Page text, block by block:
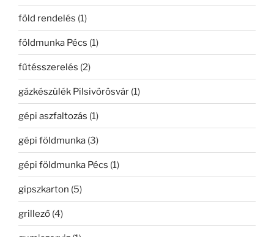
föld rendelés (1)
földmunka Pécs (1)
fűtésszerelés (2)
gázkészülék Pilsivörösvár (1)
gépi aszfaltozás (1)
gépi földmunka (3)
gépi földmunka Pécs (1)
gipszkarton (5)
grillező (4)